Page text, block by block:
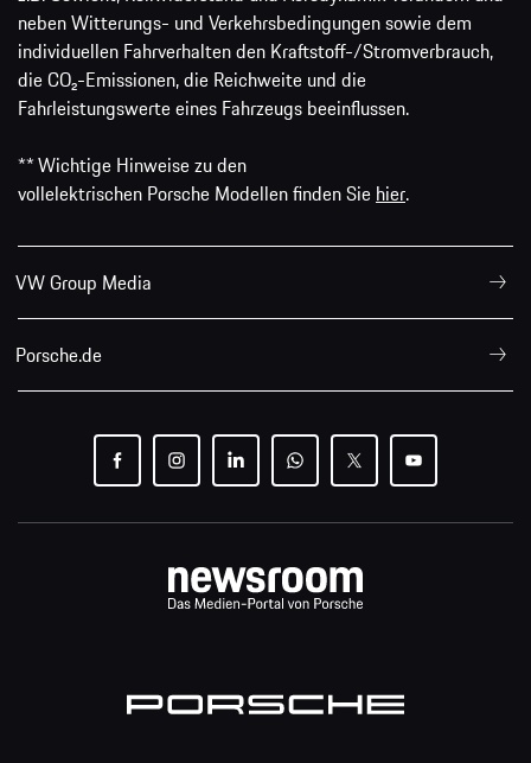
neben Witterungs- und Verkehrsbedingungen sowie dem
individuellen Fahrverhalten den Kraftstoff-/Stromverbrauch,
die CO₂-Emissionen, die Reichweite und die
Fahrleistungswerte eines Fahrzeugs beeinflussen.
** Wichtige Hinweise zu den
vollelektrischen Porsche Modellen finden Sie hier.
VW Group Media
Porsche.de